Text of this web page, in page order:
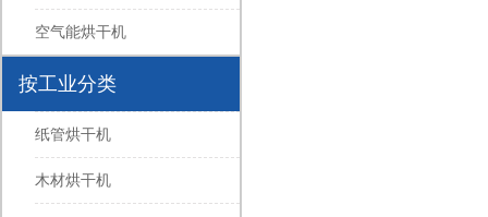
空气能烘干机
按工业分类
纸管烘干机
木材烘干机